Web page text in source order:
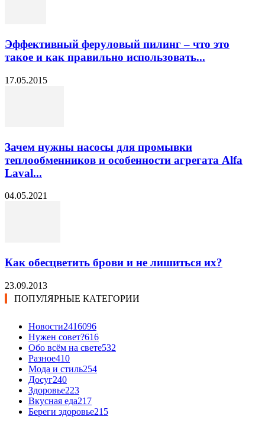
Эффективный феруловый пилинг – что это
такое и как правильно использовать...
17.05.2015
Зачем нужны насосы для промывки
теплообменников и особенности агрегата Alfa
Laval...
04.05.2021
Как обесцветить брови и не лишиться их?
23.09.2013
ПОПУЛЯРНЫЕ КАТЕГОРИИ
Новости2416096
Нужен совет?616
Обо всём на свете532
Разное410
Мода и стиль254
Досуг240
Здоровье223
Вкусная еда217
Береги здоровье215